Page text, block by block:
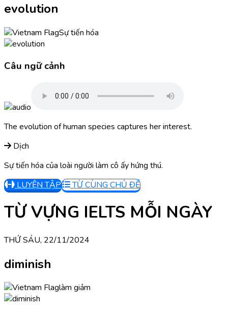
evolution
Sự tiến hóa
Câu ngữ cảnh
The evolution of human species captures her interest.
Dịch
Sự tiến hóa của loài người làm cô ấy hứng thú.
LUYỆN TẬP
TỪ CÙNG CHỦ ĐỀ
TỪ VỰNG IELTS MỖI NGÀY
THỨ SÁU, 22/11/2024
diminish
làm giảm